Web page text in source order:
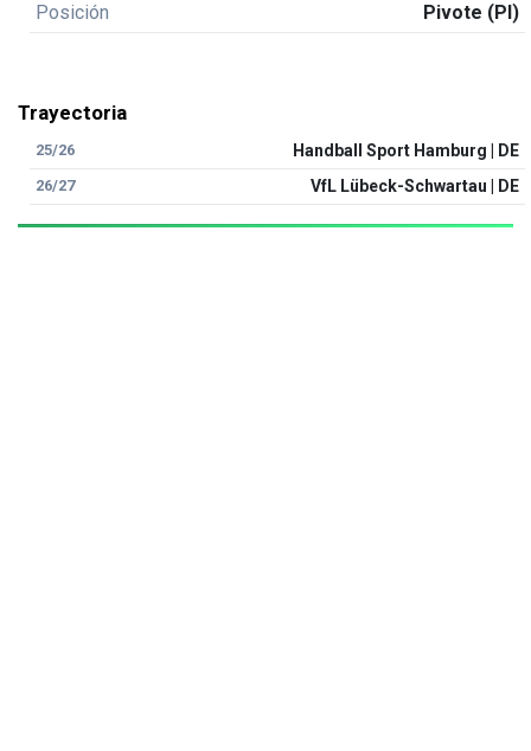
Posición
Pivote (PI)
Trayectoria
25/26 Handball Sport Hamburg | DE
26/27 VfL Lübeck-Schwartau | DE